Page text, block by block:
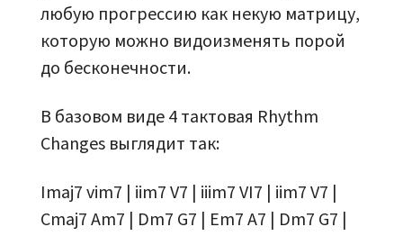
любую прогрессию как некую матрицу,
которую можно видоизменять порой
до бесконечности.
В базовом виде 4 тактовая Rhythm
Changes выглядит так:
Imaj7 vim7 | iim7 V7 | iiim7 VI7 | iim7 V7 |
Cmaj7 Am7 | Dm7 G7 | Em7 A7 | Dm7 G7 |